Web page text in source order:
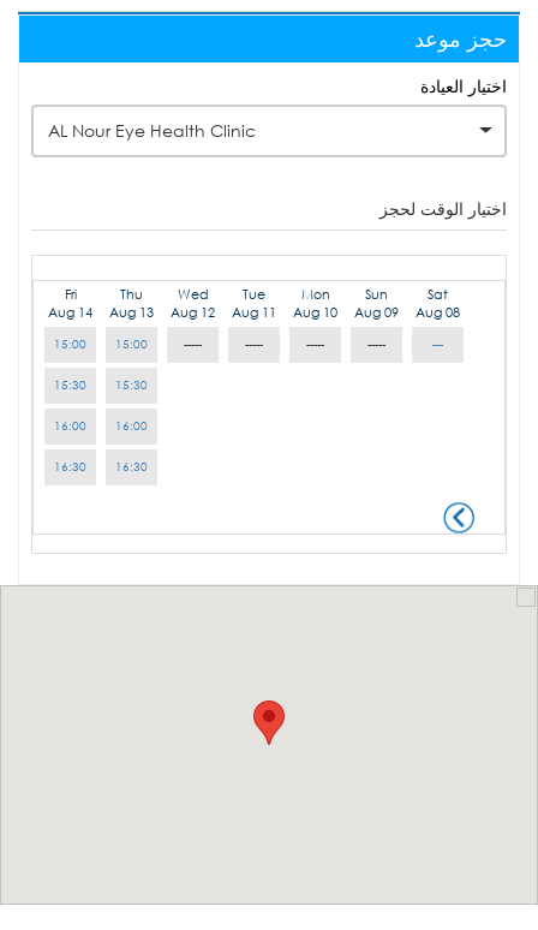
حجز موعد
اختيار العيادة
AL Nour Eye Health Clinic
اختيار الوقت لحجز
Sat
Aug 08
---
Sun
Aug 09
-----
Mon
Aug 10
-----
Tue
Aug 11
-----
Wed
Aug 12
-----
Thu
Aug 13
15:00
15:30
16:00
16:30
Fri
Aug 14
15:00
15:30
16:00
16:30